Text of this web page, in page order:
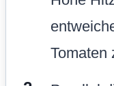
Tomaten